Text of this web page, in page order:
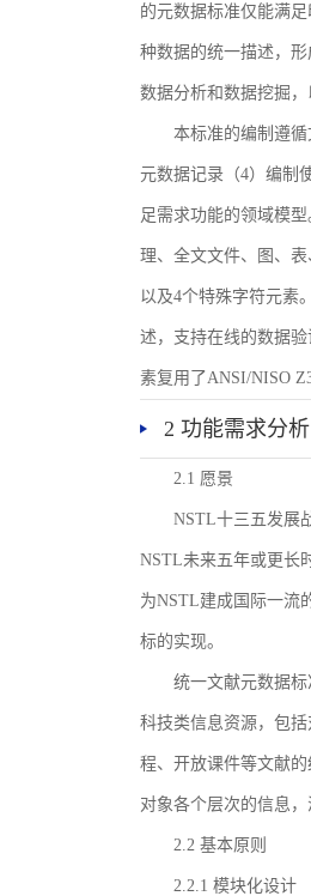
的元数据标准仅能满
种数据的统一描述，
数据分析和数据挖掘
本标准的编制遵
元数据记录（4）编制
足需求功能的领域模
理、全文文件、图、
以及4个特殊字符元素
述，支持在线的数据
素复用了ANSI/NISO
2 功能需求分析
2.1 愿景
NSTL十三五发展
NSTL未来五年或更长
为NSTL建成国际一流
标的实现。
统一文献元数据
科技类信息资源，包
程、开放课件等文献
对象各个层次的信息
2.2 基本原则
2.2.1 模块化设计